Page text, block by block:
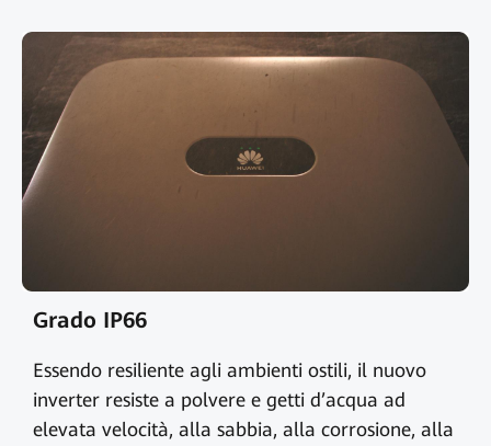
Grado IP66
Essendo resiliente agli ambienti ostili, il nuovo
inverter resiste a polvere e getti d’acqua ad
elevata velocità, alla sabbia, alla corrosione, alla